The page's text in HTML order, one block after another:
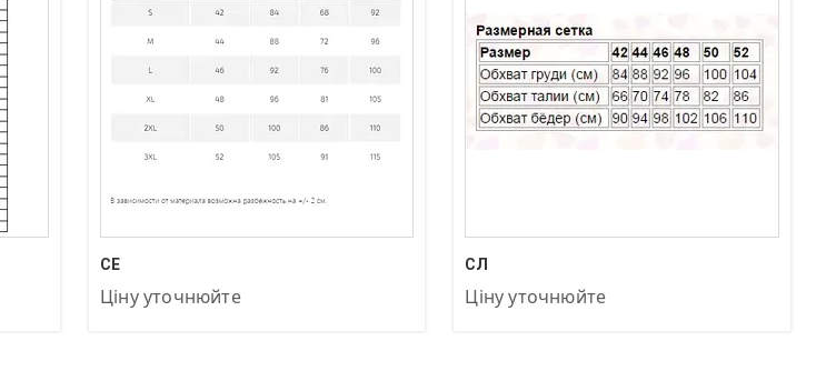
СЕ
Ціну уточнюйте
СЛ
Ціну уточнюйте